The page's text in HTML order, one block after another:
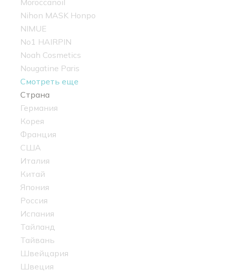
Moroccanoil
Nihon MASK Honpo
NIMUE
No1 HAIRPIN
Noah Cosmetics
Nougatine Paris
Смотреть еще
Страна
Германия
Корея
Франция
США
Италия
Китай
Япония
Россия
Испания
Тайланд
Тайвань
Швейцария
Швеция